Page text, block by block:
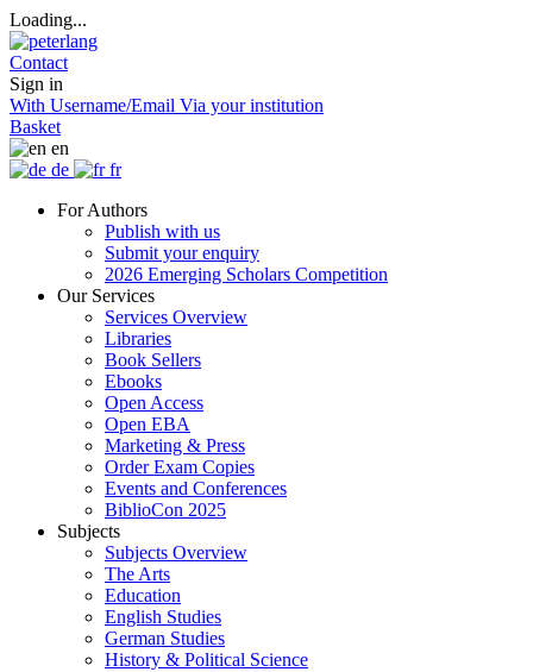
Loading...
Contact
Sign in
With Username/Email Via your institution
Basket
en
de
fr
For Authors
Publish with us
Submit your enquiry
2026 Emerging Scholars Competition
Our Services
Services Overview
Libraries
Book Sellers
Ebooks
Open Access
Open EBA
Marketing & Press
Order Exam Copies
Events and Conferences
BiblioCon 2025
Subjects
Subjects Overview
The Arts
Education
English Studies
German Studies
History & Political Science